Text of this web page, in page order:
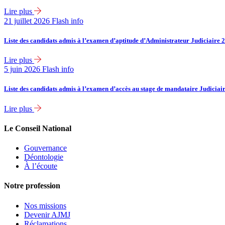
Lire plus
21 juillet 2026 Flash info
Liste des candidats admis à l’examen d’aptitude d’Administrateur Judiciaire
Lire plus
5 juin 2026 Flash info
Liste des candidats admis à l’examen d’accès au stage de mandataire
Lire plus
Le Conseil National
Gouvernance
Déontologie
À l’écoute
Notre profession
Nos missions
Devenir AJMJ